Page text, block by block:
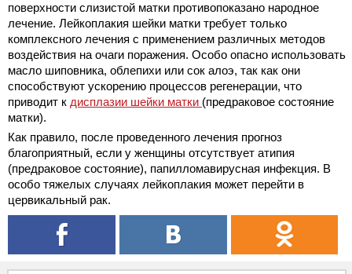
поверхности слизистой матки противопоказано народное
лечение. Лейкоплакия шейки матки требует только
комплексного лечения с применением различных методов
воздействия на очаги поражения. Особо опасно использовать
масло шиповника, облепихи или сок алоэ, так как они
способствуют ускорению процессов регенерации, что
приводит к дисплазии шейки матки (предраковое состояние
матки).
Как правило, после проведенного лечения прогноз
благоприятный, если у женщины отсутствует атипия
(предраковое состояние), папилломавирусная инфекция. В
особо тяжелых случаях лейкоплакия может перейти в
цервикальный рак.